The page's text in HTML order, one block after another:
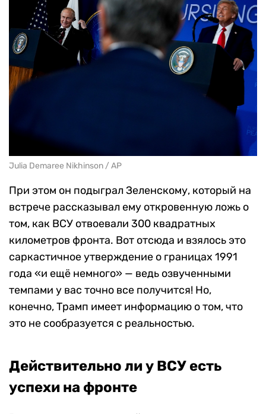
Julia Demaree Nikhinson / AP
При этом он подыграл Зеленскому, который на
встрече рассказывал ему откровенную ложь о
том, как ВСУ отвоевали 300 квадратных
километров фронта. Вот отсюда и взялось это
саркастичное утверждение о границах 1991
года «и ещё немного» — ведь озвученными
темпами у вас точно все получится! Но,
конечно, Трамп имеет информацию о том, что
это не сообразуется с реальностью.
Действительно ли у ВСУ есть
успехи на фронте